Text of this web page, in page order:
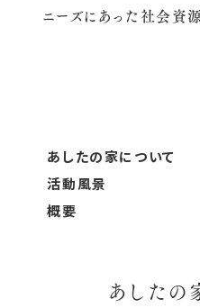
ニーズにあった社会資
あしたの家について
活動風景
概要
あしたの